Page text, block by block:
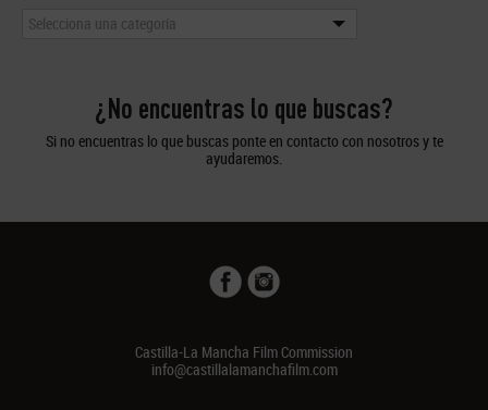
Selecciona una categoría
¿No encuentras lo que buscas?
Si no encuentras lo que buscas ponte en contacto con nosotros y te
ayudaremos.
Castilla-La Mancha Film Commission
info@castillalamanchafilm.com